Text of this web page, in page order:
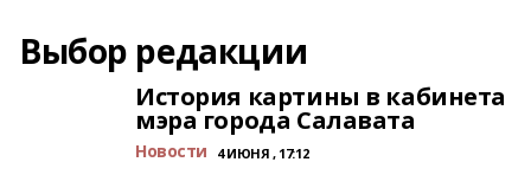
Выбор редакции
История картины в кабинета
мэра города Салавата
Новости 4 ИЮНЯ , 17:12